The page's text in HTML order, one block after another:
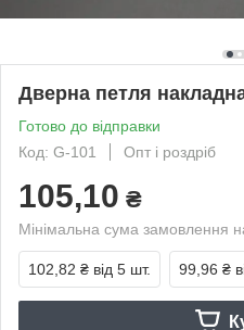
Дверна петля
Готово до відправки
Код: G-101
Опт і роздріб
105,10 ₴
Мінімальна сума замовлення
102,82 ₴ від 5 шт. 99,96 ₴